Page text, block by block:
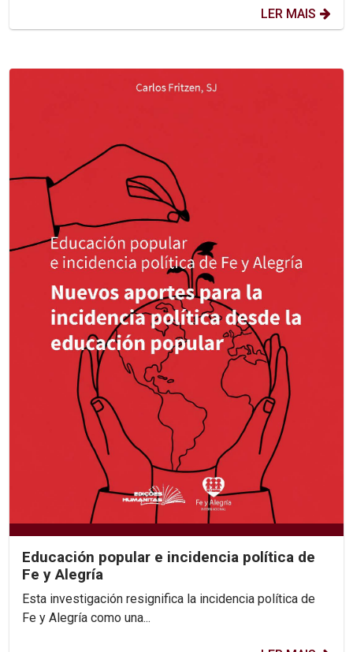
LER MAIS
Educación popular e incidencia política de
Fe y Alegría
Esta investigación resignifica la incidencia política de
Fe y Alegría como una...